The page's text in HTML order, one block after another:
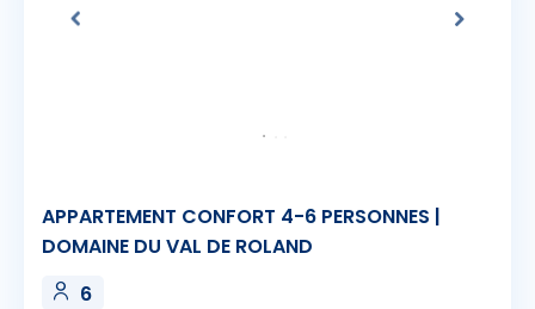
APPARTEMENT CONFORT 4-6 PERSONNES |
DOMAINE DU VAL DE ROLAND
6